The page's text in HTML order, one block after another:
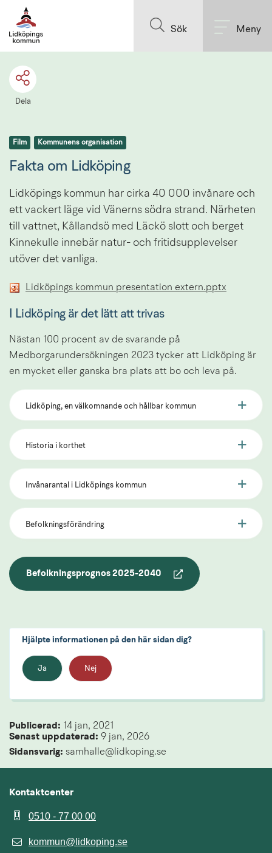
Sök Meny
Dela
Film Kommunens organisation
Fakta om Lidköping
Lidköpings kommun har cirka 40 000 invånare och
ett vackert läge vid Vänerns södra strand. Närheten
till vattnet, Kållandsö med Läckö slott och berget
Kinnekulle innebär natur- och fritidsupplevelser
utöver det vanliga.
Lidköpings kommun presentation extern.pptx
I Lidköping är det lätt att trivas
Nästan 100 procent av de svarande på
Medborgarundersökningen 2023 tycker att Lidköping är
en mycket eller ganska bra plats att bo och leva på.
Lidköping, en välkomnande och hållbar kommun
Historia i korthet
Invånarantal i Lidköpings kommun
Befolkningsförändring
Befolkningsprognos 2025-2040
pdf, 883.6 kB.
Hjälpte informationen på den här sidan dig?
Ja Nej
Publicerad: 14 jan, 2021
Senast uppdaterad: 9 jan, 2026
Sidansvarig: samhalle@lidkoping.se
Kontaktcenter
0510 - 77 00 00
kommun@lidkoping.se